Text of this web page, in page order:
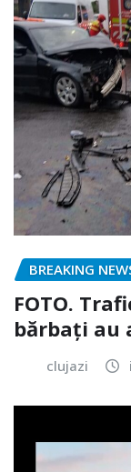
BREAKING
FOTO.
bărbați au
clujazi